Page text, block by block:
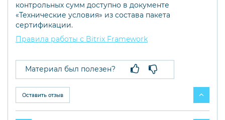
контрольных сумм доступно в документе
«Технические условия» из состава пакета
сертификации.
Правила работы с Bitrix Framework
Материал был полезен?
Оставить отзыв